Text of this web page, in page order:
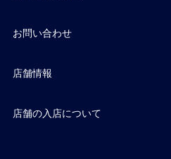
お問い合わせ
店舗情報
店舗の入店について